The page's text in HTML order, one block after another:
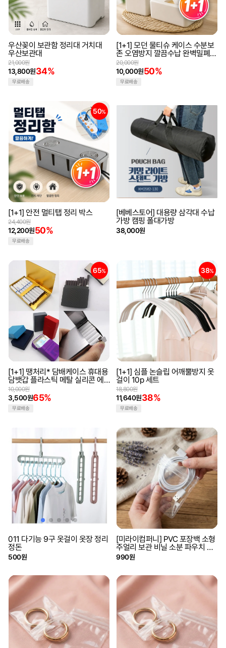
우산꽂이 보관함 정리대 거치대
우산보관대
13,800원34%
21,000원
무료배송
[1+1] 모던 물티슈 케이스 수분보
존 오염방지 깔끔수납 완벽밀폐
원터치케이스
10,000원50%
20,000원
무료배송
50%
[1+1] 안전 멀티탭 정리 박스
12,200원50%
24,400원
무료배송
[베베스토어] 대용량 삼각대 수납
가방 캠핑 폴대가방
38,000원
65%
[1+1] 땡처리* 담배케이스 휴대용
담뱃갑 플라스틱 메탈 실리콘 에
쎄 보관케이스 파우치 최저가 모
음전
3,500원65%
10,000원
무료배송
38%
[1+1] 심플 논슬립 어깨뿔방지 옷
걸이 10p 세트
11,640원38%
18,800원
무료배송
011 다기능 9구 옷걸이 옷장 정리
정돈
500원
[미라이컴퍼니] PVC 포장백 소형
주얼리 보관 비닐 소분 파우치 포
장 지퍼백 투명 10p [7x11]
990원